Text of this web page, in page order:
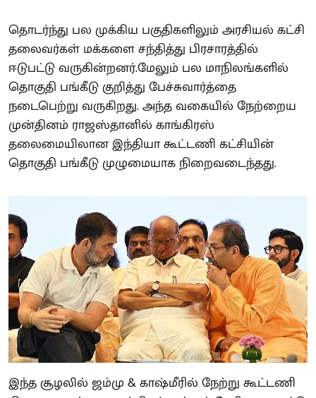
தொடர்ந்து பல முக்கிய பகுதிகளிலும் அரசியல் கட்சி
தலைவர்கள் மக்களை சந்தித்து பிரசாரத்தில்
ஈடுபட்டு வருகின்றனர்.மேலும் பல மாநிலங்களில்
தொகுதி பங்கீடு குறித்து பேச்சுவார்த்தை
நடைபெற்று வருகிறது. அந்த வகையில் நேற்றைய
முன்தினம் ராஜஸ்தானில் காங்கிரஸ்
தலைமையிலான இந்தியா கூட்டணி கட்சியின்
தொகுதி பங்கீடு முழுமையாக நிறைவடைந்தது.
இந்த சூழலில் ஜம்மு & காஷ்மீரில் நேற்று கூட்டணி